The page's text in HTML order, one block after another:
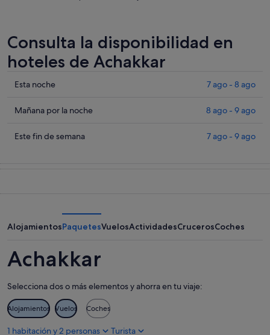
Consulta la disponibilidad en
hoteles de Achakkar
Comprueba
precios
Achakkar
8
Esta noche 7 ago - 8 ago
Comprueba
precios
noche,
ago
-
ago
Mañana por la noche 8 ago - 9 ago
Comprueba
fin
semana,
7
-
9
ago
Este fin de semana 7 ago - 9 ago
AlojamientosPaquetesVuelosActividadesCrucerosCoches
Achakkar
Selecciona dos o más elementos y ahorra en tu viaje:
Alojamientos Vuelos Coches
1 habitación y 2 personas Turista